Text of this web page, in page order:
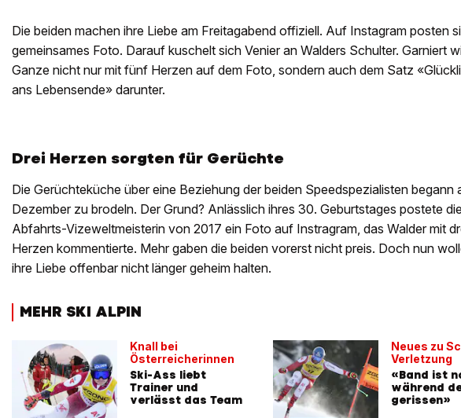
Die beiden machen ihre Liebe am Freitagabend offiziell. Auf Instagram posten
gemeinsames Foto. Darauf kuschelt sich Venier an Walders Schulter. Garniert
Ganze nicht nur mit fünf Herzen auf dem Foto, sondern auch dem Satz
ans Lebensende» darunter.
Drei Herzen sorgten für Gerüchte
Die Gerüchteküche über eine Beziehung der beiden Speedspezialisten begann
Dezember zu brodeln. Der Grund? Anlässlich ihres 30. Geburtstages postete die
Abfahrts-Vizeweltmeisterin von 2017 ein Foto auf Instragram, das Walder mit
Herzen kommentierte. Mehr gaben die beiden vorerst nicht preis. Doch nun
ihre Liebe offenbar nicht länger geheim halten.
MEHR SKI ALPIN
Knall bei
Österreicherinnen
Ski-Ass liebt
Trainer und
verlässt das Team
Neues zu
Verletzung
«Band ist
während
gerissen»